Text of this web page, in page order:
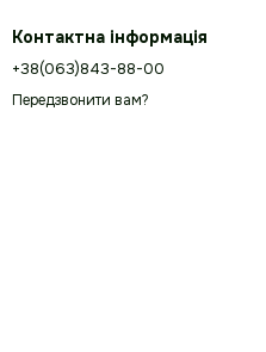
Контактна інформація
+38(063)843-88-00
Передзвонити вам?